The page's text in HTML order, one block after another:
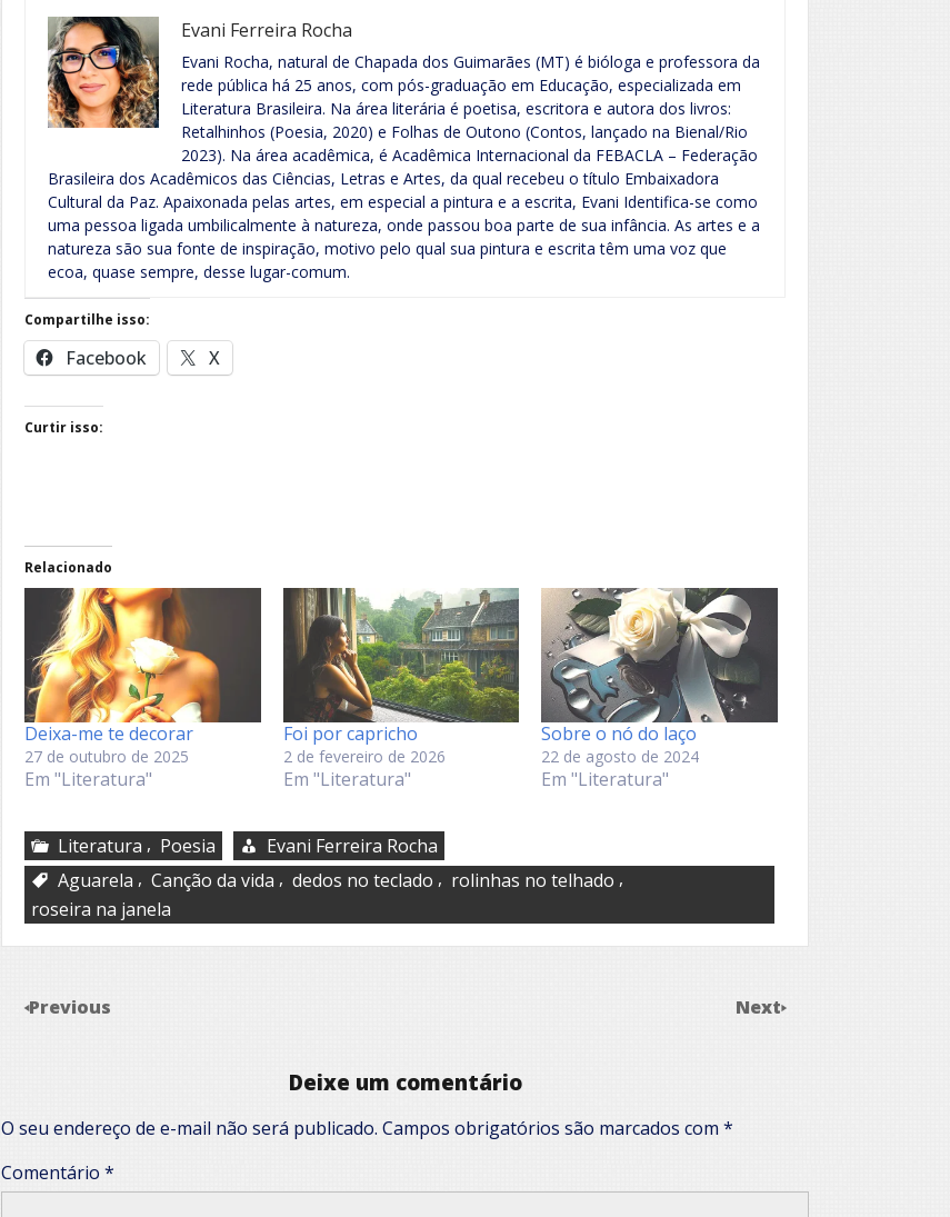
Evani Ferreira Rocha
Evani Rocha, natural de Chapada dos Guimarães (MT) é bióloga e professora da
rede pública há 25 anos, com pós-graduação em Educação, especializada em
Literatura Brasileira. Na área literária é poetisa, escritora e autora dos livros:
Retalhinhos (Poesia, 2020) e Folhas de Outono (Contos, lançado na Bienal/Rio
2023). Na área acadêmica, é Acadêmica Internacional da FEBACLA – Federação
Brasileira dos Acadêmicos das Ciências, Letras e Artes, da qual recebeu o título Embaixadora
Cultural da Paz. Apaixonada pelas artes, em especial a pintura e a escrita, Evani Identifica-se como
uma pessoa ligada umbilicalmente à natureza, onde passou boa parte de sua infância. As artes e a
natureza são sua fonte de inspiração, motivo pelo qual sua pintura e escrita têm uma voz que
ecoa, quase sempre, desse lugar-comum.
Compartilhe isso:
Facebook X
Curtir isso:
Relacionado
Deixa-me te decorar
27 de outubro de 2025
Em "Literatura"
Foi por capricho
2 de fevereiro de 2026
Em "Literatura"
Sobre o nó do laço
22 de agosto de 2024
Em "Literatura"
Literatura , Poesia
Evani Ferreira Rocha
Aguarela , Canção da vida , dedos no teclado , rolinhas no telhado ,
roseira na janela
Previous Next
Deixe um comentário
O seu endereço de e-mail não será publicado. Campos obrigatórios são marcados com *
Comentário *